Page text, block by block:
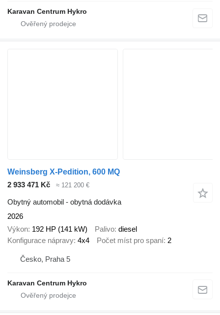
Karavan Centrum Hykro
Weinsberg X-Pedition, 600 MQ
2 933 471 Kč
≈ 121 200 €
Obytný automobil - obytná dodávka
2026
Výkon 192 HP (141 kW) Palivo diesel
Konfigurace nápravy 4x4 Počet míst pro spaní 2
Česko, Praha 5
Karavan Centrum Hykro